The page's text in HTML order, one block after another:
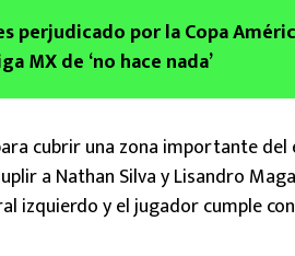
perjudicado por la Copa
MX de ‘no hace nada’
cubrir una zona importante del
a Nathan Silva y Lisandro
izquierdo y el jugador cumple